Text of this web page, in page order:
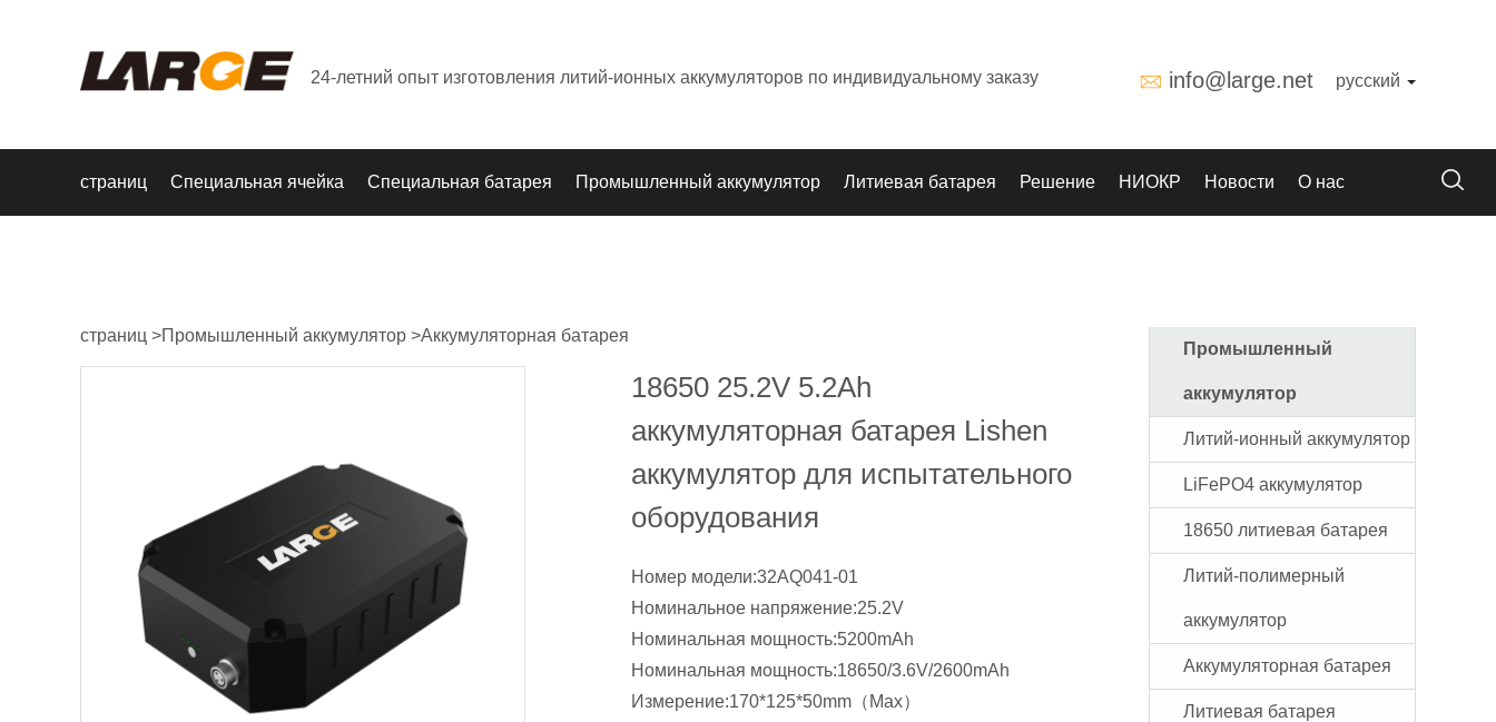
24-летний опыт изготовления литий-ионных аккумуляторов по индивидуальному заказу info@large.net русский
страниц Специальная ячейка Специальная батарея Промышленный аккумулятор Литиевая батарея Решение НИОКР Новости О нас
страниц >Промышленный аккумулятор >Аккумуляторная батарея
18650 25.2V 5.2Ah
аккумуляторная батарея Lishen
аккумулятор для испытательного
оборудования
Номер модели:32AQ041-01
Номинальное напряжение:25.2V
Номинальная мощность:5200mAh
Номинальная мощность:18650/3.6V/2600mAh
Измерение:170*125*50mm（Max）
Промышленный
аккумулятор
Литий-ионный аккумулятор
LiFePO4 аккумулятор
18650 литиевая батарея
Литий-полимерный
аккумулятор
Аккумуляторная батарея
Литиевая батарея